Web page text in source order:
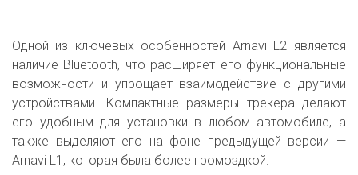
Одной из ключевых особенностей Arnavi L2 является
наличие Bluetooth, что расширяет его функциональные
возможности и упрощает взаимодействие с другими
устройствами. Компактные размеры трекера делают
его удобным для установки в любом автомобиле, а
также выделяют его на фоне предыдущей версии —
Arnavi L1, которая была более громоздкой.